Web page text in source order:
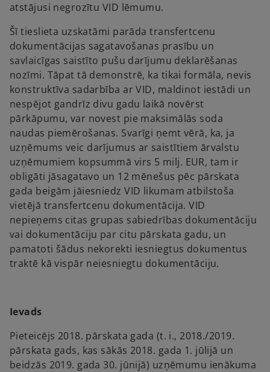
atstājusi negrozītu VID lēmumu.
Šī tieslieta uzskatāmi parāda transfertcenu
dokumentācijas sagatavošanas prasību un
savlaicīgas saistīto pušu darījumu deklarēšanas
nozīmi. Tāpat tā demonstrē, ka tikai formāla, nevis
konstruktīva sadarbība ar VID, maldinot iestādi un
nespējot gandrīz divu gadu laikā novērst
pārkāpumu, var novest pie maksimālās soda
naudas piemērošanas. Svarīgi ņemt vērā, ka, ja
uzņēmums veic darījumus ar saistītiem ārvalstu
uzņēmumiem kopsummā virs 5 milj. EUR, tam ir
obligāti jāsagatavo un 12 mēnešus pēc pārskata
gada beigām jāiesniedz VID likumam atbilstoša
vietējā transfertcenu dokumentācija. VID
nepieņems citas grupas sabiedrības dokumentāciju
vai dokumentāciju par citu pārskata gadu, un
pamatoti šādus nekorekti iesniegtus dokumentus
traktē kā vispār neiesniegtu dokumentāciju.
Ievads
Pieteicējs 2018. pārskata gada (t. i., 2018./2019.
pārskata gads, kas sākās 2018. gada 1. jūlijā un
beidzās 2019. gada 30. jūnijā) uzņēmumu ienākuma